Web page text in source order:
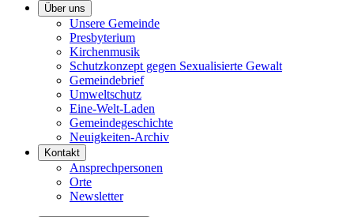
Über uns
Unsere Gemeinde
Presbyterium
Kirchenmusik
Schutzkonzept gegen Sexualisierte Gewalt
Gemeindebrief
Umweltschutz
Eine-Welt-Laden
Gemeindegeschichte
Neuigkeiten-Archiv
Kontakt
Ansprechpersonen
Orte
Newsletter